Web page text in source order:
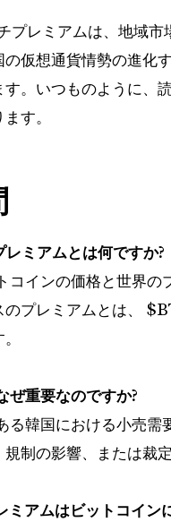
プレミアムは、地域
仮想通貨情勢の進化
。いつものように、
す。
ミアムとは何ですか?
コインの価格と世界
プレミアムとは、
重要なのですか?
る韓国における小売
制の影響、または裁
アムはビットコイン